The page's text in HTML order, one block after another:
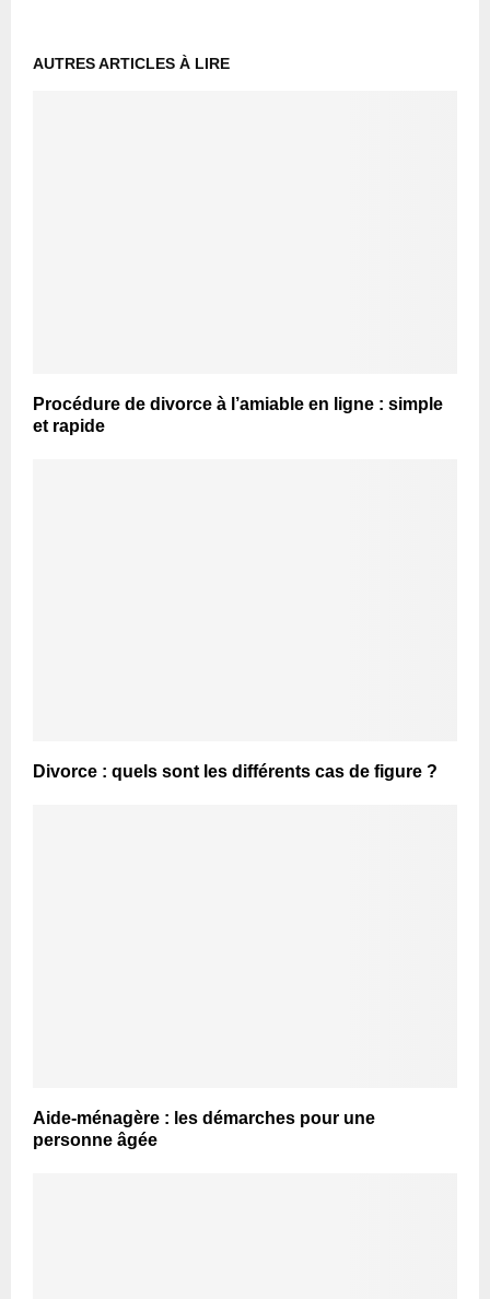
AUTRES ARTICLES À LIRE
Procédure de divorce à l’amiable en ligne : simple
et rapide
Divorce : quels sont les différents cas de figure ?
Aide-ménagère : les démarches pour une
personne âgée